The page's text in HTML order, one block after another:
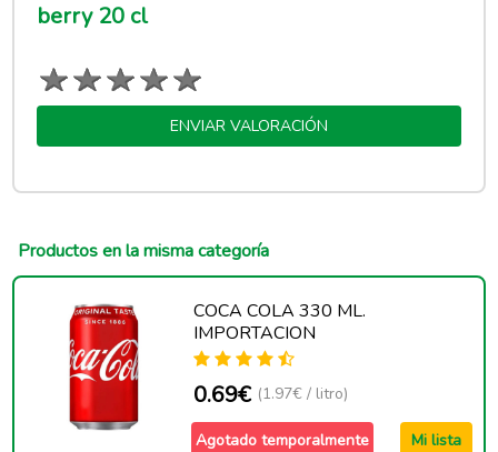
berry 20 cl
ENVIAR VALORACIÓN
Productos en la misma categoría
COCA COLA 330 ML.
IMPORTACION
0.69€ (1.97€ / litro)
Agotado temporalmente Mi lista